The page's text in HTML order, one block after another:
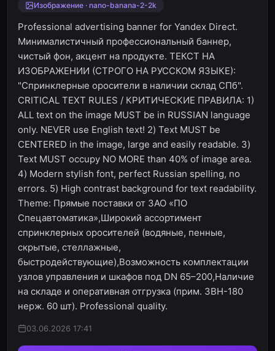
Изображение · nano-banana-2-2k
Professional advertising banner for Yandex Direct.
Минималистичный профессиональный баннер,
чистый фон, акцент на продукте. ТЕКСТ НА
ИЗОБРАЖЕНИИ (СТРОГО НА РУССКОМ ЯЗЫКЕ):
"Спринклерные оросители в наличии склад СПб".
CRITICAL TEXT RULES / КРИТИЧЕСКИЕ ПРАВИЛА: 1)
ALL text on the image MUST be in RUSSIAN language
only. NEVER use English text! 2) Text MUST be
CENTERED in the image, large and easily readable. 3)
Text MUST occupy NO MORE than 40% of image area.
4) Modern stylish font, perfect Russian spelling, no
errors. 5) High contrast background for text readability.
Theme: Прямые поставки от ЗАО «ПО
Спецавтоматика»,Широкий ассортимент
спринклерных оросителей (водяные, пенные,
скрытые, стеллажные,
быстродействующие),Возможность комплектации
узлов управления и шкафов под DN 65–200,Наличие
на складе и оперативная отгрузка (прим. ЗВН-180
нерж. 60 шт). Professional quality.
03.06.2026 17:41